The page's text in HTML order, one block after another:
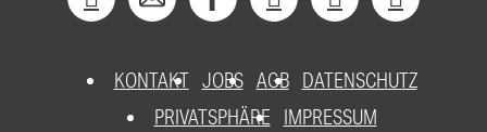
KONTAKT JOBS AGB DATENSCHUTZ
PRIVATSPHÄRE
IMPRESSUM